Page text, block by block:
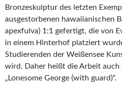
Bronzeskulptur des letzten
ausgestorbenen hawaiianischen
apexfulva) 1:1 gefertigt, die von
in einem Hinterhof platziert
Studierenden der Weißensee
wird. Daher heißt die Arbeit
„Lonesome George (with guard)“.